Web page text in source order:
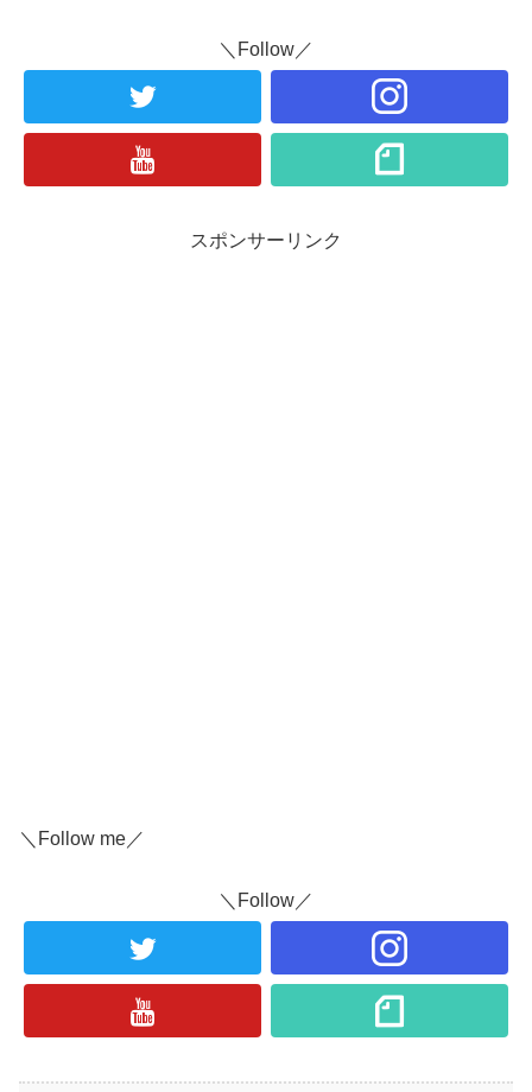
＼Follow／
スポンサーリンク
＼Follow me／
＼Follow／